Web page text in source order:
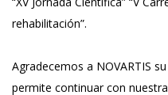
rehabilitación”.
Agradecemos a NOVARTIS
permite continuar con